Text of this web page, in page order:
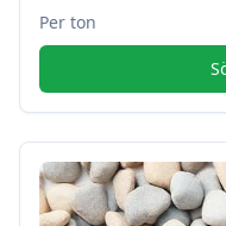
Per ton